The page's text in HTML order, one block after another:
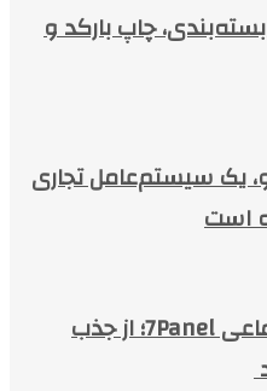
چاپ بارکد و
یک سیستم‌عامل تجاری
است
خدمات شبکه‌های اجتماعی 7Panel؛ از جذب